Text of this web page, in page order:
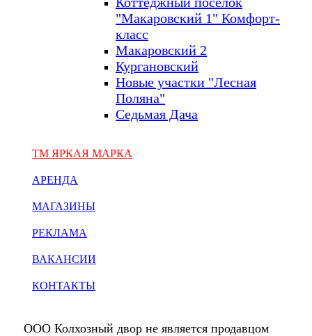
"Макаровский 1" Комфорт-
класс
Макаровский 2
Кургановский
Новые участки "Лесная
Поляна"
Седьмая Дача
ТМ ЯРКАЯ МАРКА
АРЕНДА
МАГАЗИНЫ
РЕКЛАМА
ВАКАНСИИ
КОНТАКТЫ
ООО Колхозный двор не является продавцом